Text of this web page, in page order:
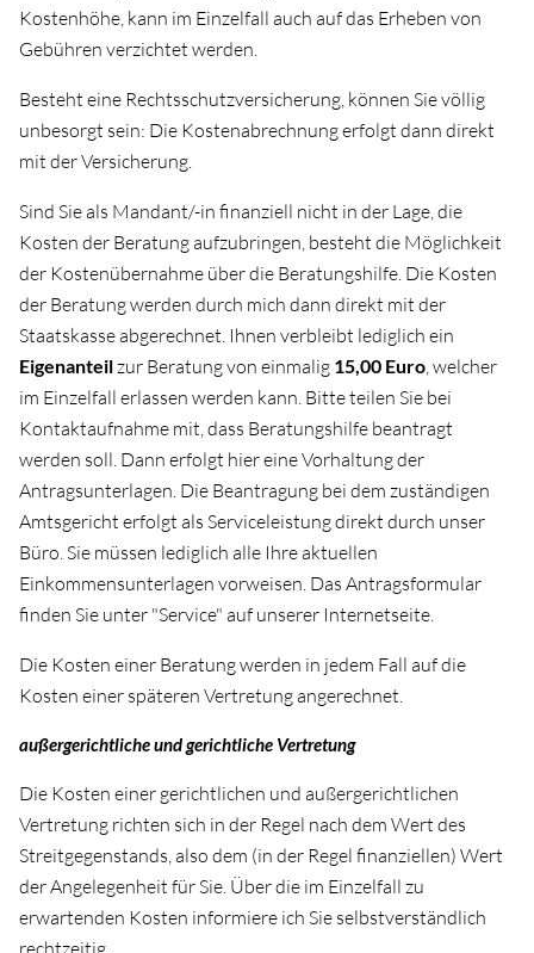
News
Kostenhöhe, kann im Einzelfall auch auf das Erheben von
Gebühren verzichtet werden.
Besteht eine Rechtsschutzversicherung, können Sie völlig
unbesorgt sein: Die Kostenabrechnung erfolgt dann direkt
mit der Versicherung.
Sind Sie als Mandant/-in finanziell nicht in der Lage, die
Kosten der Beratung aufzubringen, besteht die Möglichkeit
der Kostenübernahme über die Beratungshilfe. Die Kosten
der Beratung werden durch mich dann direkt mit der
Staatskasse abgerechnet. Ihnen verbleibt lediglich ein
Eigenanteilzur Beratung von einmalig 15,00 Euro , welcher
im Einzelfall erlassen werden kann. Bitte teilen Sie bei
Kontaktaufnahme mit, dass Beratungshilfe beantragt
werden soll. Dann erfolgt hier eine Vorhaltung der
Antragsunterlagen. Die Beantragung bei dem zuständigen
Amtsgericht erfolgt als Serviceleistung direkt durch unser
Büro. Sie müssen lediglich alle Ihre aktuellen
Einkommensunterlagen vorweisen. Das Antragsformular
finden Sie unter "Service" auf unserer Internetseite.
Die Kosten einer Beratung werden in jedem Fall auf die
Kosten einer späteren Vertretung angerechnet.
außergerichtliche und gerichtliche Vertretung
Die Kosten einer gerichtlichen und außergerichtlichen
Vertretung richten sich in der Regel nach dem Wert des
Streitgegenstands, also dem (in der Regel finanziellen) Wert
der Angelegenheit für Sie. Über die im Einzelfall zu
erwartenden Kosten informiere ich Sie selbstverständlich
rechtzeitig.